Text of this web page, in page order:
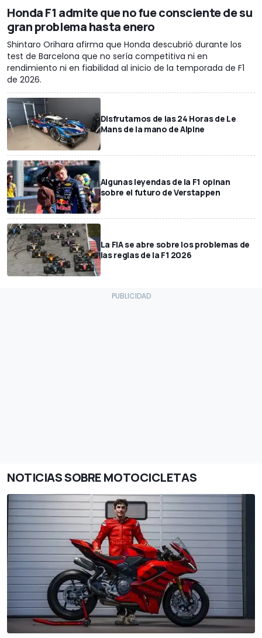
Honda F1 admite que no fue consciente de su
gran problema hasta enero
Shintaro Orihara afirma que Honda descubrió durante los
test de Barcelona que no sería competitiva ni en
rendimiento ni en fiabilidad al inicio de la temporada de F1
de 2026.
Disfrutamos de las 24 Horas de Le
Mans de la mano de Alpine
Algunas leyendas de la F1 opinan
sobre el futuro de Verstappen
La FIA se abre sobre los problemas de
las reglas de la F1 2026
NOTICIAS SOBRE MOTOCICLETAS